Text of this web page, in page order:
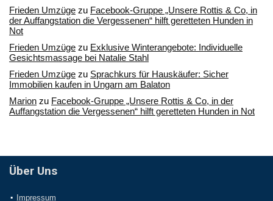
Frieden Umzüge zu Facebook-Gruppe „Unsere Rottis & Co, in
der Auffangstation die Vergessenen“ hilft geretteten Hunden in
Not
Frieden Umzüge zu Exklusive Winterangebote: Individuelle
Gesichtsmassage bei Natalie Stahl
Frieden Umzüge zu Sprachkurs für Hauskäufer: Sicher
Immobilien kaufen in Ungarn am Balaton
Marion zu Facebook-Gruppe „Unsere Rottis & Co, in der
Auffangstation die Vergessenen“ hilft geretteten Hunden in Not
Über Uns
Impressum